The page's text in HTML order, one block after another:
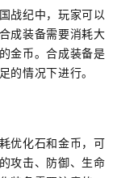
战纪中，玩家可以
成装备需要消耗大
金币。合成装备是
的情况下进行。
优化石和金币，可
攻击、防御、生命